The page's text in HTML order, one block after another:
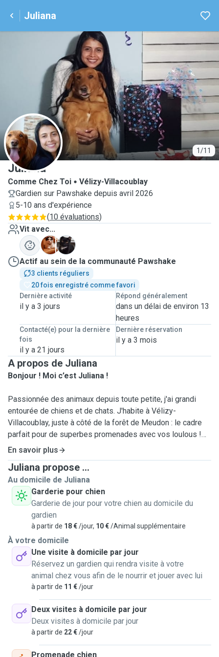
Juliana
1/11
J
Juliana
Comme Chez Toi
Vélizy-Villacoublay
Gardien sur Pawshake depuis avril 2026
5-10 ans d'expérience
(10 évaluations)
Vit avec...
G
L
Actif au sein de la communauté Pawshake
3 clients réguliers
20 fois enregistré comme favori
Dernière activité
il y a 3 jours
Répond généralement
dans un délai de environ 13
heures
Contacté(e) pour la dernière
fois
il y a 21 jours
Dernière réservation
il y a 3 mois
A propos de Juliana
Bonjour ! Moi c’est Juliana !
Passionnée des animaux depuis toute petite, j'ai grandi
entourée de chiens et de chats. J'habite à Vélizy-
Villacoublay, juste à côté de la forêt de Meudon : le cadre
parfait pour de superbes promenades avec vos loulous !
🏡 Mon environnement & Ma famille
Mon logement : Un appartement de 3 pièces avec un grand
balcon entièrement sécurisé par un filet.
Présence constante : Étant à la maison tout le temps, votre
loulou ne sera jamais seul. De plus, mon conjoint et ma fille
adorent aussi les animaux.
Mes boules de poils : J'ai deux minettes adorables et très
sociables, Gali et Lupi.
Capacité : Pour le bien-être de chacun, j'accepte un
maximum d'un chien et d'un chat par jour.
💼 Mes services & Compétences
Promenades & Visites : Balades de 30 min à 1h, ou visites
à votre domicile (30 min ou selon vos besoins) pour nourrir,
câliner et nettoyer les litières.
En savoir plus
Juliana propose ...
Au domicile de Juliana
Garderie pour chien
Garderie de jour pour votre chien au domicile du
gardien
à partir de 18 €/jour, 10 €/Animal supplémentaire
À votre domicile
Une visite à domicile par jour
Réservez un gardien qui rendra visite à votre
animal chez vous afin de le nourrir et jouer avec lui
à partir de 11 €/jour
Deux visites à domicile par jour
Deux visites à domicile par jour
à partir de 22 €/jour
Promenade chien